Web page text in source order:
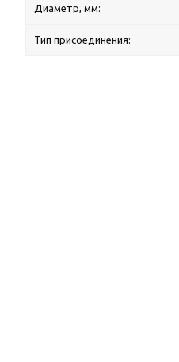
Диаметр, мм:
Тип присоединения: